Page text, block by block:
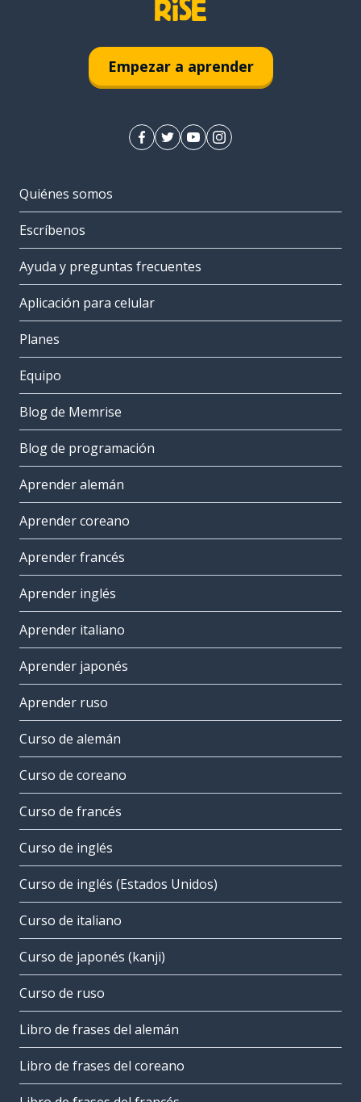
Empezar a aprender
Quiénes somos
Escríbenos
Ayuda y preguntas frecuentes
Aplicación para celular
Planes
Equipo
Blog de Memrise
Blog de programación
Aprender alemán
Aprender coreano
Aprender francés
Aprender inglés
Aprender italiano
Aprender japonés
Aprender ruso
Curso de alemán
Curso de coreano
Curso de francés
Curso de inglés
Curso de inglés (Estados Unidos)
Curso de italiano
Curso de japonés (kanji)
Curso de ruso
Libro de frases del alemán
Libro de frases del coreano